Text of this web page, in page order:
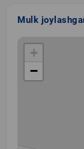
Mulk
+
−